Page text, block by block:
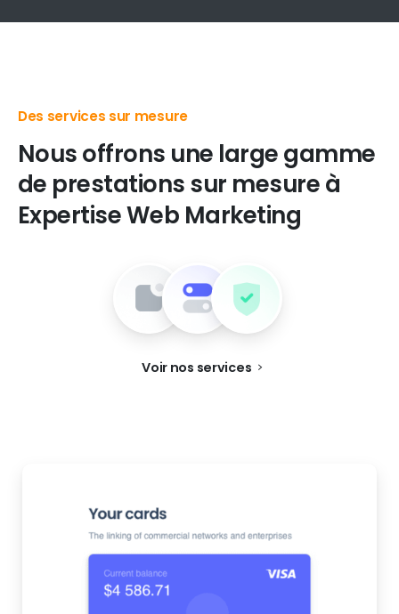
Des produits digitaux de premier choix
Nousoffrons une largegamme
de prestationssur mesureà
ExpertiseWeb Marketing
Voir nos services